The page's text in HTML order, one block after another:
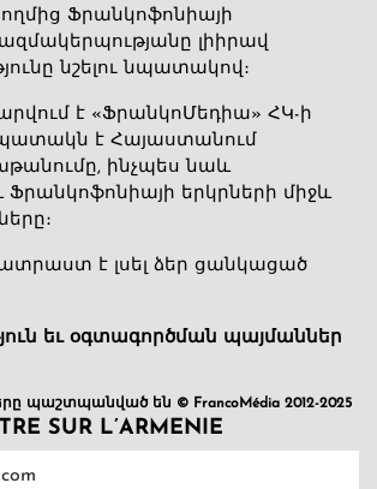
Ֆրանկոֆոնիայի
լիիրավ
նշելու նպատակով։
է «ՖրանկոՄեդիա» ՀԿ-ի
է Հայաստանում
ինչպես նաև
երկրների միջև
է լսել ձեր ցանկացած
եւ օգտագործման պայմաններ
պաշտպանված են © FrancoMédia 2012-2025
SUR L’ARMENIE